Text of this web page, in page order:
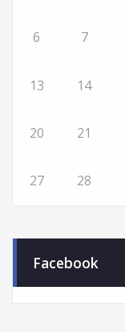
6 7
13 14
20 21
27 28
Facebook